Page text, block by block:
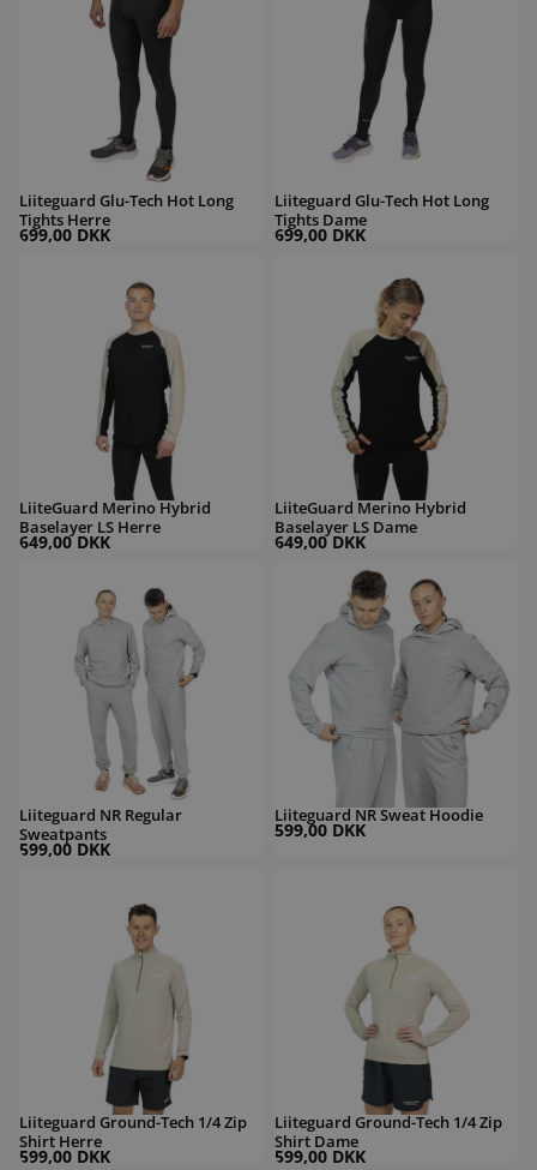
Liiteguard Glu-Tech Hot Long
Tights Herre
699,00 DKK
Liiteguard Glu-Tech Hot Long
Tights Dame
699,00 DKK
LiiteGuard Merino Hybrid
Baselayer LS Herre
649,00 DKK
LiiteGuard Merino Hybrid
Baselayer LS Dame
649,00 DKK
Liiteguard NR Regular
Sweatpants
599,00 DKK
Liiteguard NR Sweat Hoodie
Liiteguard NR Sweat Hoodie
599,00 DKK
Liiteguard Ground-Tech 1/4 Zip
Shirt Herre
599,00 DKK
Liiteguard Ground-Tech 1/4 Zip
Shirt Dame
599,00 DKK